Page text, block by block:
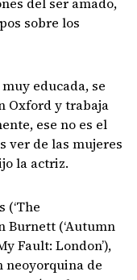
sobre los
educada, se
Oxford y trabaja
ese no es el
ver de las mujeres
la actriz.
Burnett (‘Autumn
Fault: London’),
neoyorquina de